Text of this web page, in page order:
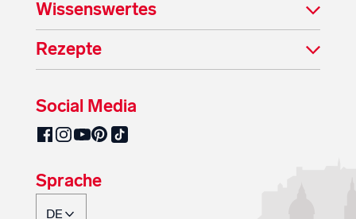
Wissenswertes
Rezepte
Social Media
SalzburgMilch auf Facebook
SalzburgMilch auf Instagram
SalzburgMilch auf YouTube
SalzburgMilch auf Pinterest
SalzburgMilch auf TikTok
Sprache